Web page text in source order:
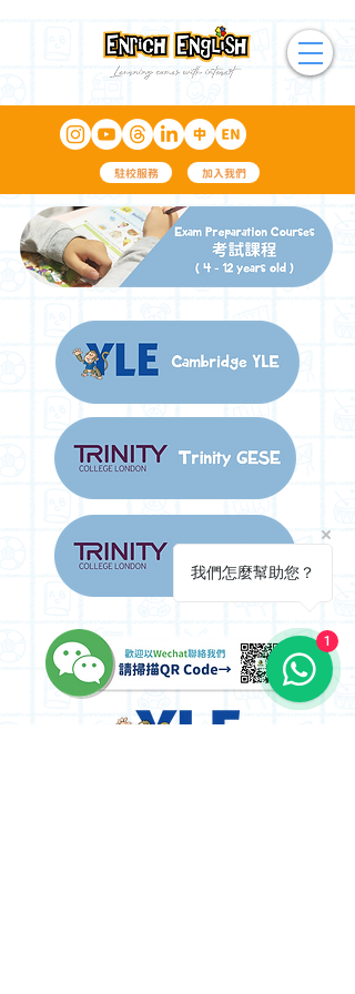
駐校服務 加入我們
我們怎麼幫助您？
1